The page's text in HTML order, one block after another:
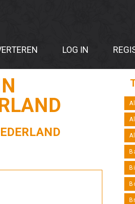
LOG IN